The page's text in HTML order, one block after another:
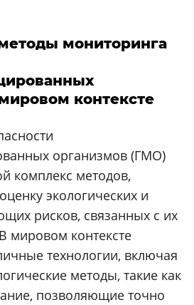
мониторинга
контексте
организмов (ГМО)
комплекс методов,
экологических и
рисков, связанных с их
мировом контексте
технологии, включая
методы, такие как
позволяющие точно